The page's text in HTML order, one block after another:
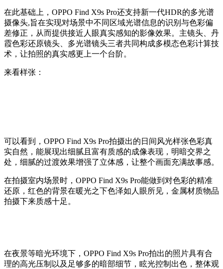
在此基础上，OPPO Find X9s Pro还支持新一代HDR的多光谱
摄像头,旨在实现对场景中不同区域光谱信息的识别与色彩偏
差修正，从而提供接近人眼真实感知的影像效果。主镜头、丹
霞色彩还原镜头、多光谱镜头三者共同构成多模态色彩计算技
术，让拍照的真实感更上一个台阶。
来看样张：
可以看到，OPPO Find X9s Pro拍摄出的日间风光样张色彩真
实自然，能展现出细腻且富有质感的成像表现，明暗交界之
处，细腻的过渡效果增强了立体感，让整个画面充满故事感。
在拍摄室内场景时，OPPO Find X9s Pro能做到对色彩的精准
还原，红色的背景在暖光之下色泽如人眼所见，金属材质物品
拍摄下来质感十足。
在夜景等暗光环境下，OPPO Find X9s Pro拍出的照片具有合
理的高光压制以及足够多的暗部细节，眩光控制出色，整体观